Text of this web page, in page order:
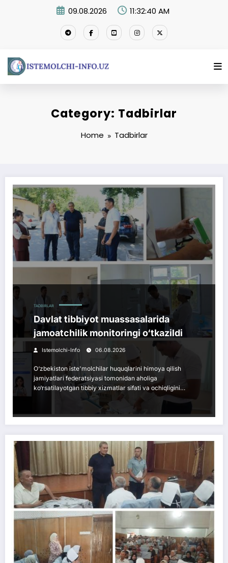
09.08.2026 11:32:42 AM
Category: Tadbirlar
Home Tadbirlar
Davlat tibbiyot muassasalarida jamoatchilik monitoringi o‘tkazildi
TADBIRLAR
Davlat tibbiyot muassasalarida
jamoatchilik monitoringi o‘tkazildi
Istemolchi-Info 06.08.2026
O‘zbekiston iste'molchilar huquqlarini himoya qilish
jamiyatlari federatsiyasi tomonidan aholiga
ko‘rsatilayotgan tibbiy xizmatlar sifati va ochiqligini…